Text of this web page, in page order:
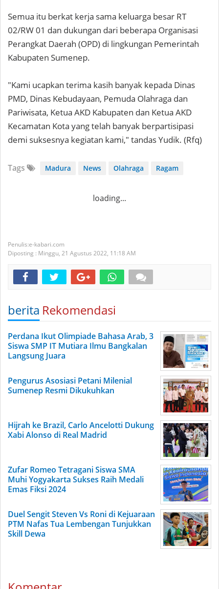
Semua itu berkat kerja sama keluarga besar RT
02/RW 01 dan dukungan dari beberapa Organisasi
Perangkat Daerah (OPD) di lingkungan Pemerintah
Kabupaten Sumenep.
"Kami ucapkan terima kasih banyak kepada Dinas
PMD, Dinas Kebudayaan, Pemuda Olahraga dan
Pariwisata, Ketua AKD Kabupaten dan Ketua AKD
Kecamatan Kota yang telah banyak berpartisipasi
demi suksesnya kegiatan kami," tandas Yudik. (Rfq)
Tags Madura News Olahraga Ragam
loading...
e-kabari.com
Diposting : Minggu, 21 Agustus 2022, 11:18 AM
berita Rekomendasi
Perdana Ikut Olimpiade Bahasa Arab, 3
Siswa SMP IT Mutiara Ilmu Bangkalan
Langsung Juara
Pengurus Asosiasi Petani Milenial
Sumenep Resmi Dikukuhkan
Hijrah ke Brazil, Carlo Ancelotti Dukung
Xabi Alonso di Real Madrid
Zufar Romeo Tetragani Siswa SMA
Muhi Yogyakarta Sukses Raih Medali
Emas Fiksi 2024
Duel Sengit Steven Vs Roni di Kejuaraan
PTM Nafas Tua Lembengan Tunjukkan
Skill Dewa